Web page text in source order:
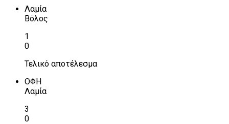
Λαμία
Βόλος
1
0
Τελικό αποτέλεσμα
ΟΦΗ
Λαμία
3
0